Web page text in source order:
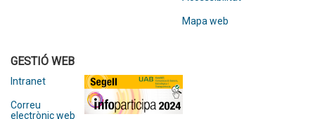
Mapa web
GESTIÓ WEB
Intranet
Correu
electrònic web